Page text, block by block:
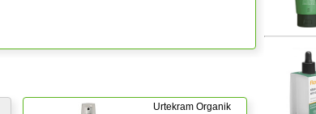
Urtekram Organik